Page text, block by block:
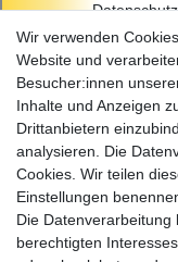
Datenschutz
AGB
Impressum
Einkaufen
Warenkorb
Zur Kasse
Hilfe
Wir verwenden
Website und
Besucher:innen
Inhalte und Anzeigen
Drittanbietern
analysieren. Die
Cookies. Wir teilen
Einstellungen
Die
berechtigten